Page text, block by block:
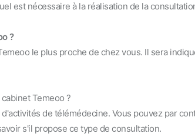
est nécessaire à la réalisation de la
?
le plus proche de chez vous. Il sera
Temeoo ?
de télémédecine. Vous pouvez par
s'il propose ce type de consultation.